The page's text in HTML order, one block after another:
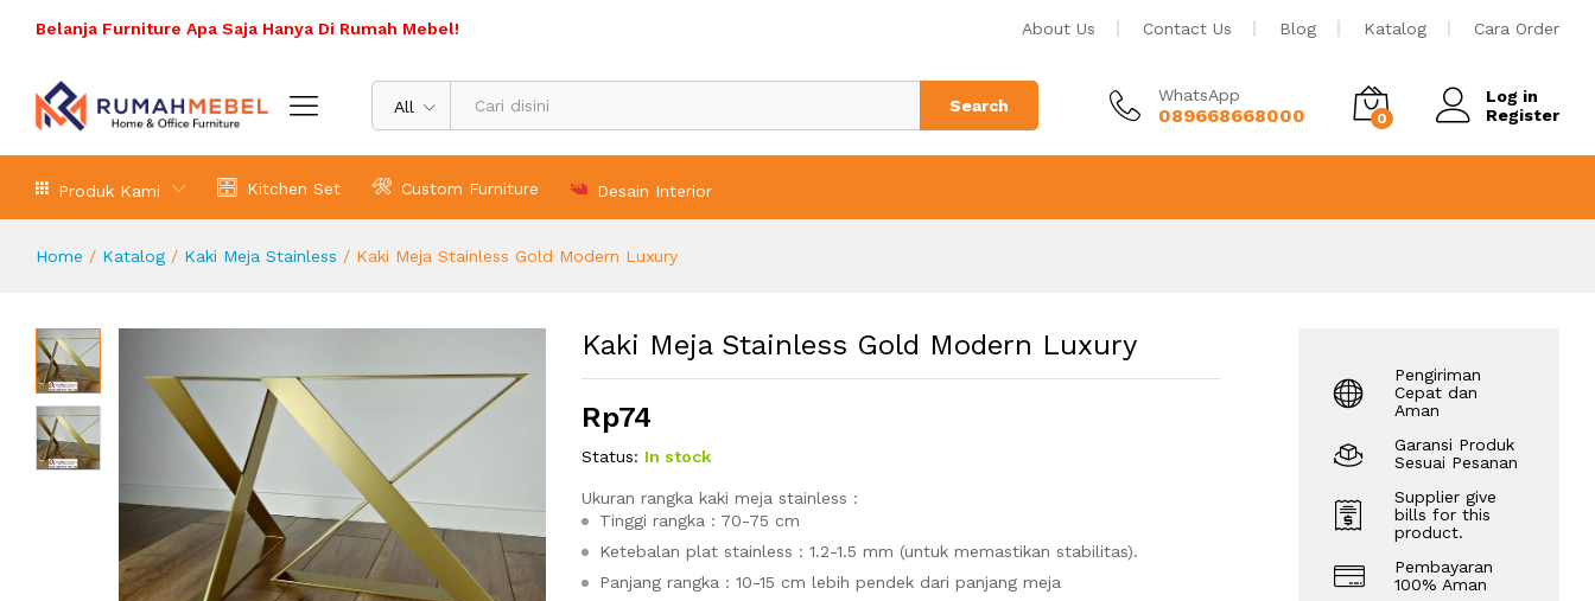
Belanja Furniture Apa Saja Hanya Di Rumah Mebel! About Us Contact Us Blog Katalog Cara Order
All Search
WhatsApp
089668668000 0
Log in
Register
Produk Kami Kitchen Set Custom Furniture Desain Interior
Home / Katalog / Kaki Meja Stainless / Kaki Meja Stainless Gold Modern Luxury
Kaki Meja Stainless Gold Modern Luxury
Rp74
Status: In stock
Ukuran rangka kaki meja stainless :
Tinggi rangka : 70-75 cm
Ketebalan plat stainless : 1.2-1.5 mm (untuk memastikan stabilitas).
Panjang rangka : 10-15 cm lebih pendek dari panjang meja
Pengiriman
Cepat dan
Aman
Garansi Produk
Sesuai Pesanan
Supplier give
bills for this
product.
Pembayaran
100% Aman
Deskripsi Produk
Rp 74 Tambah ke keranjang